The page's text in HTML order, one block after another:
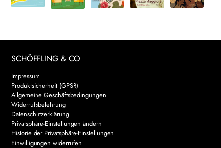
SCHÖFFLING & CO
Impressum
Produktsicherheit (GPSR)
Allgemeine Geschäftsbedingungen
Widerrufsbelehrung
Datenschutzerklärung
Privatsphäre-Einstellungen ändern
Historie der Privatsphäre-Einstellungen
Einwilligungen widerrufen